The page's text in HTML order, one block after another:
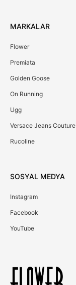
MARKALAR
Flower
Premiata
Golden Goose
On Running
Ugg
Versace Jeans Couture
Rucoline
SOSYAL MEDYA
Instagram
Facebook
YouTube